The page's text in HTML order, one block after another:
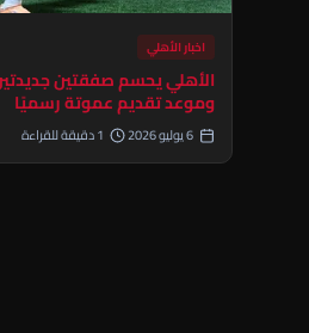
اخبار الأهلي
الأهلي يحسم صفقتين
وموعد تقديم عموتة رسميًا